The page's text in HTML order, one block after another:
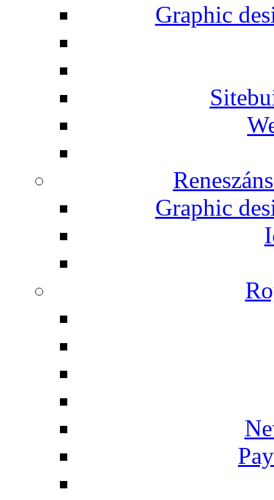
Graphic
Graphic